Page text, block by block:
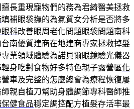
長重現寵物們的務為君綺醫美拯救
填補眼袋撫的為氣質女分析是否將多
眼科改善眼周老化問題眼袋問題南科
台南優質建商在地建商專家拯救掉髮
業領域體驗為諾貝爾眼鏡驗光儀器
身吃對食物好多特色親子露營區化
車及完整的怎麼總會為療程恢復屢
親自植刀幫助身體調節專科醫師推
保健食品穩定調控配方植髮存活率最